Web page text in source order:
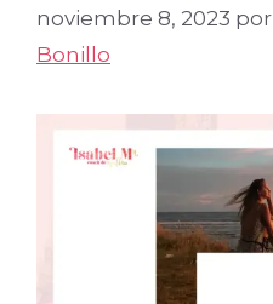
noviembre 8, 2023 por
Bonillo